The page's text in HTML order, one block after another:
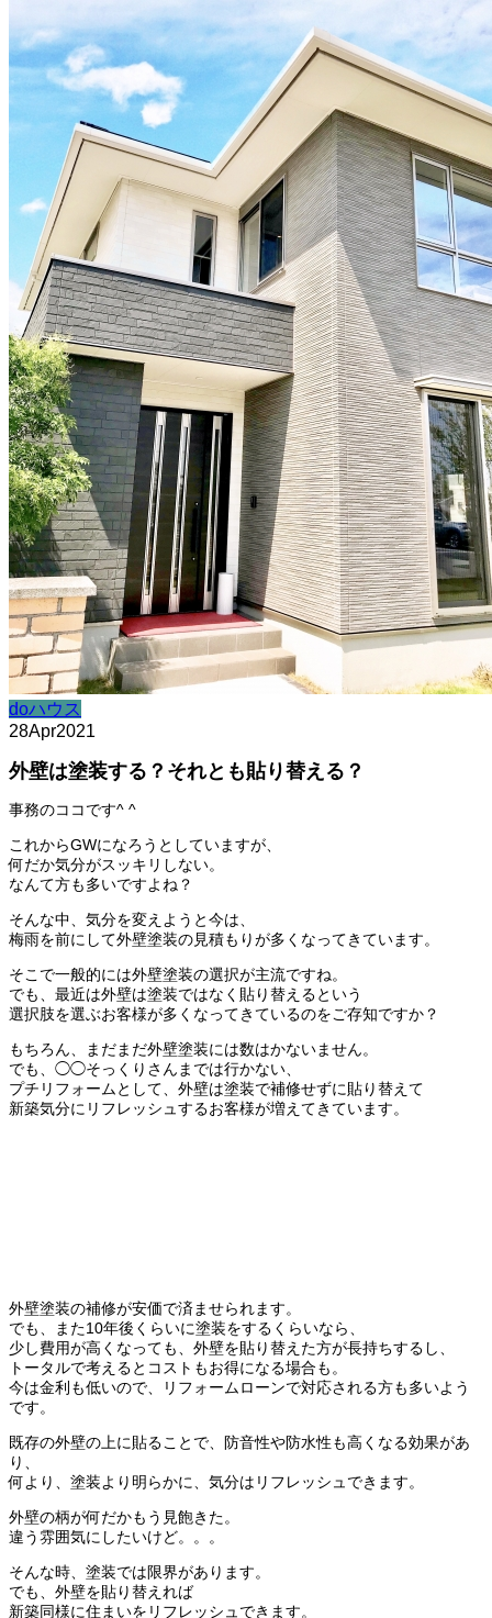
doハウス
28Apr2021
外壁は塗装する？それとも貼り替える？
事務のココです^ ^
これからGWになろうとしていますが、
何だか気分がスッキリしない。
なんて方も多いですよね？
そんな中、気分を変えようと今は、
梅雨を前にして外壁塗装の見積もりが多くなってきています。
そこで一般的には外壁塗装の選択が主流ですね。
でも、最近は外壁は塗装ではなく貼り替えるという
選択肢を選ぶお客様が多くなってきているのをご存知ですか？
もちろん、まだまだ外壁塗装には数はかないません。
でも、◯◯そっくりさんまでは行かない、
プチリフォームとして、外壁は塗装で補修せずに貼り替えて
新築気分にリフレッシュするお客様が増えてきています。
外壁塗装の補修が安価で済ませられます。
でも、また10年後くらいに塗装をするくらいなら、
少し費用が高くなっても、外壁を貼り替えた方が長持ちするし、
トータルで考えるとコストもお得になる場合も。
今は金利も低いので、リフォームローンで対応される方も多いよう
です。
既存の外壁の上に貼ることで、防音性や防水性も高くなる効果があ
り、
何より、塗装より明らかに、気分はリフレッシュできます。
外壁の柄が何だかもう見飽きた。
違う雰囲気にしたいけど。。。
そんな時、塗装では限界があります。
でも、外壁を貼り替えれば
新築同様に住まいをリフレッシュできます。